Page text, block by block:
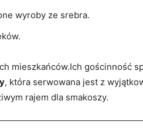
​wyroby ze ⁣srebra.
mieszkańców.Ich gościnność
, która serwowana ⁤jest z
⁣rajem ⁤dla smakoszy.